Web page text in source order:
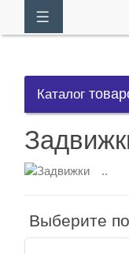
Обратный
Каталог
..
Выберите